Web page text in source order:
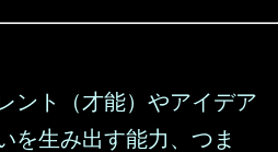
ント（才能）やアイデア
を生み出す能力、つま